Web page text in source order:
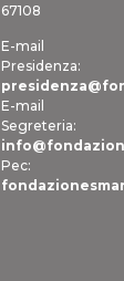
67108
E-mail
Presidenza:
E-mail
Segreteria:
Pec: